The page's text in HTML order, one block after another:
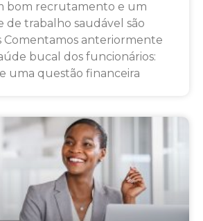
bom recrutamento e um
de trabalho saudável são
Comentamos anteriormente
bucal dos funcionários:
uma questão financeira